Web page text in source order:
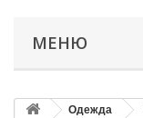
МЕНЮ
Одежда